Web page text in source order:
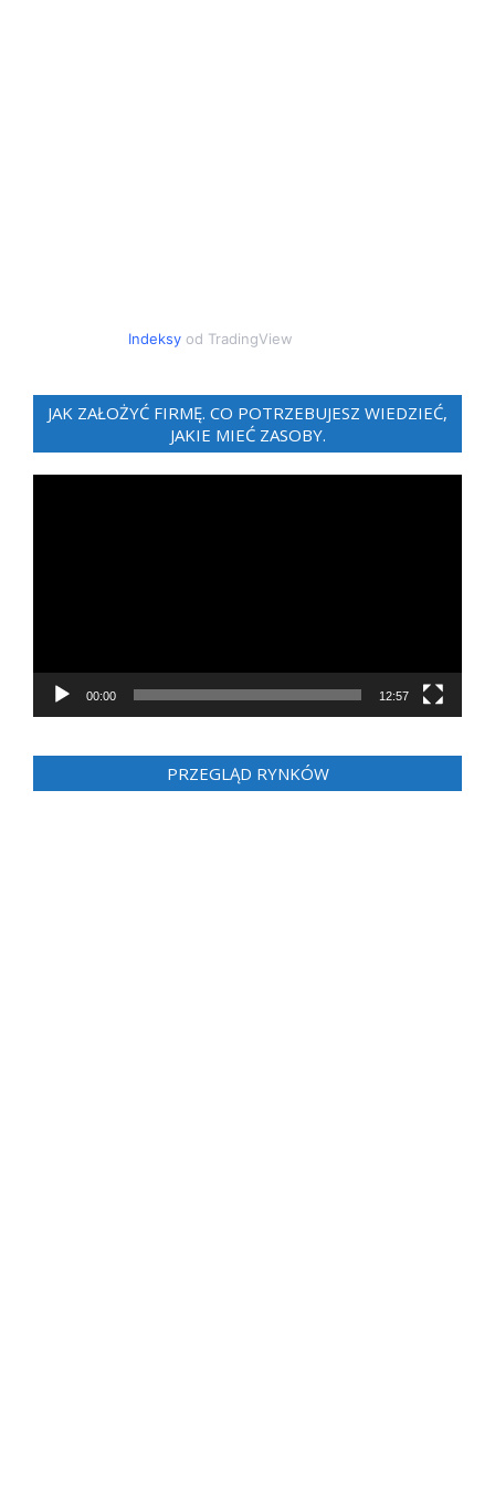
Indeksyod TradingView
JAK ZAŁOŻYĆ FIRMĘ. CO POTRZEBUJESZ WIEDZIEĆ,
JAKIE MIEĆ ZASOBY.
00:00 12:57
PRZEGLĄD RYNKÓW